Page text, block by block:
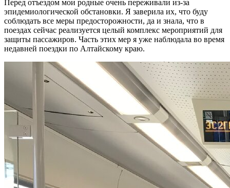
Перед отъездом мои родные очень переживали из-за
эпидемиологической обстановки. Я заверила их, что буду
соблюдать все меры предосторожности, да и знала, что в
поездах сейчас реализуется целый комплекс мероприятий для
защиты пассажиров. Часть этих мер я уже наблюдала во время
недавней поездки по Алтайскому краю.